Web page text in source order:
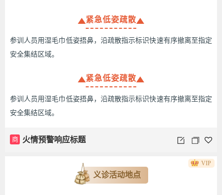
紧急低姿疏散
参训人员用湿毛巾低姿捂鼻，沿疏散指示标识快速有序撤离至指定
安全集结区域。
紧急低姿疏散
参训人员用湿毛巾低姿捂鼻，沿疏散指示标识快速有序撤离至指定
安全集结区域。
商 火情预警响应标题
义诊活动地点
VIP